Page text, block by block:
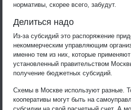
нормативы, скорее всего, забудут.
Делиться надо
Из-за субсидий это распоряжение
некоммерческим управляющим
именно тем из них, которые
установленный правительством
получение бюджетных субсидий.
Схемы в Москве используют разные.
кооперативы могут быть на